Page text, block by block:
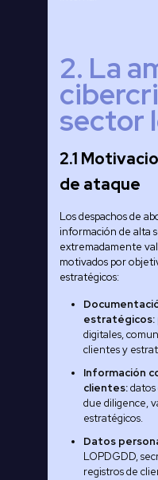
2. La
sector
2.1
de ataque
Los despachos de
información de alta
extremadamente
motivados por
estratégicos:
estratégicos:
digitales,
clientes y
Información
clientes:datos
due diligence,
estratégicos.
Datos
LOPDGDD,
registros de